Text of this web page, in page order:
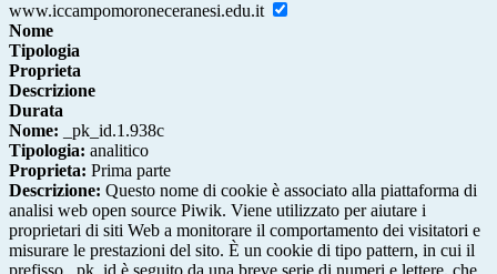
www.iccampomoroneceranesi.edu.it
Nome
Tipologia
Proprieta
Descrizione
Durata
Nome: _pk_id.1.938c
Tipologia: analitico
Proprieta: Prima parte
Descrizione: Questo nome di cookie è associato alla piattaforma di
analisi web open source Piwik. Viene utilizzato per aiutare i
proprietari di siti Web a monitorare il comportamento dei visitatori e
misurare le prestazioni del sito. È un cookie di tipo pattern, in cui il